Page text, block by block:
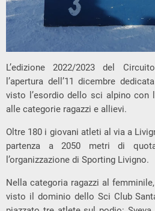
L’edizione 2022/2023 del
l’apertura dell’11 dicembre
visto l’esordio dello sci alpino con
alle categorie ragazzi e allievi.
Oltre 180 i giovani atleti al via a
partenza a 2050 metri di
l’organizzazione di Sporting Livigno.
Nella categoria ragazzi al
visto il dominio dello Sci Club